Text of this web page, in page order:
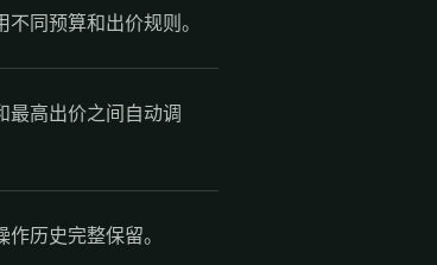
同预算和出价规则。
最高出价之间自动调
历史完整保留。